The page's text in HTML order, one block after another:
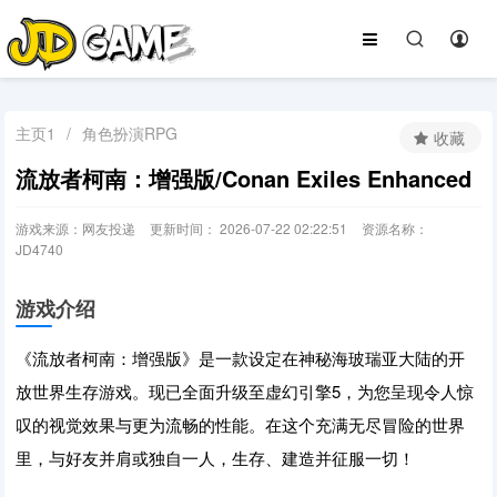
主页1 / 角色扮演RPG
流放者柯南：增强版/Conan Exiles Enhanced
游戏来源：网友投递 更新时间： 2026-07-22 02:22:51
资源名称：
JD4740
收藏
游戏介绍
《流放者柯南：增强版》是一款设定在神秘海玻瑞亚大陆的开
放世界生存游戏。现已全面升级至虚幻引擎5，为您呈现令人惊
叹的视觉效果与更为流畅的性能。在这个充满无尽冒险的世界
里，与好友并肩或独自一人，生存、建造并征服一切！